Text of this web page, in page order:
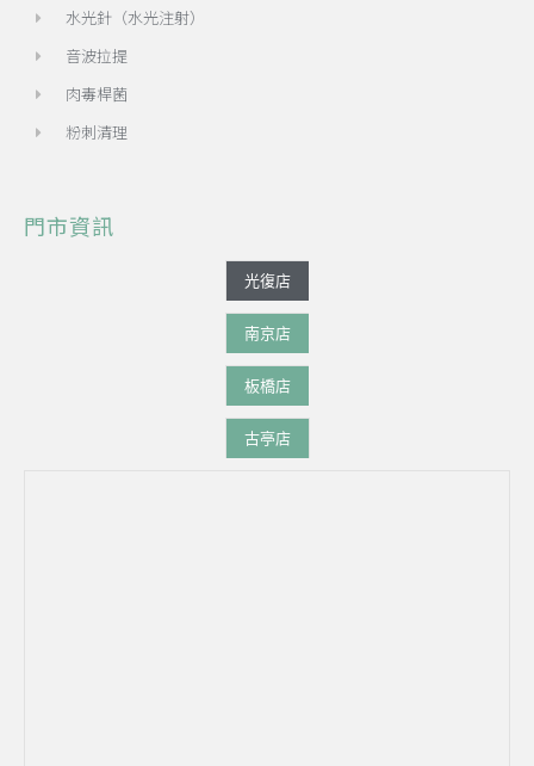
水光針（水光注射）
音波拉提
肉毒桿菌
粉刺清理
門市資訊
光復店
南京店
板橋店
古亭店